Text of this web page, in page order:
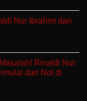
Nur Ibrahim dan
Rinaldi Nur
dari Nol di